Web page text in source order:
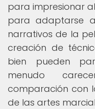
para impresionar
para adaptarse
narrativos de la
creación de
bien pueden
menudo
comparación con
de las artes